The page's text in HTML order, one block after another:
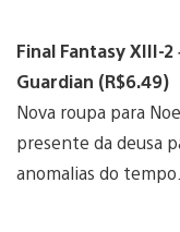
Final Fantasy XIII-
Guardian (R$6.49)
Nova roupa para
presente da deusa
anomalias do tempo.